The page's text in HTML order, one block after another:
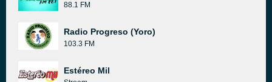
88.1 FM
Radio Progreso (Yoro)
103.3 FM
Estéreo Mil